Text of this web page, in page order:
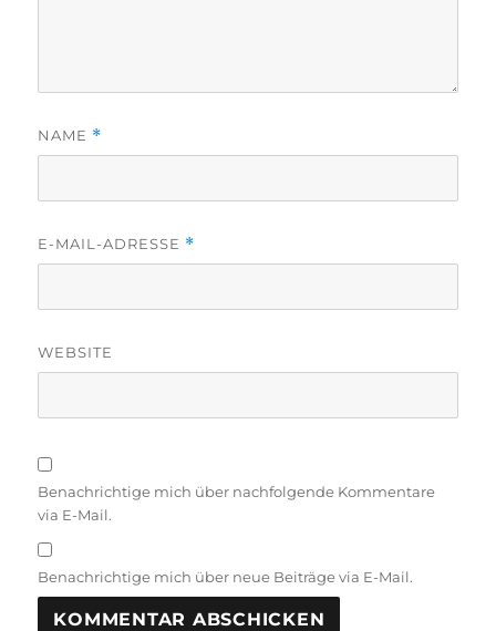
NAME *
E-MAIL-ADRESSE *
WEBSITE
Benachrichtige mich über nachfolgende Kommentare
via E-Mail.
Benachrichtige mich über neue Beiträge via E-Mail.